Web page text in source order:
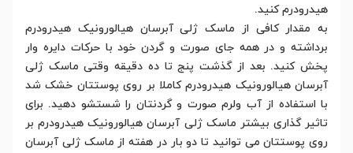
هیدرودرم کنید.
به مقدار کافی از ماسک ژلی آبرسان هیالورونیک هیدرودرم
برداشته و در همه جای صورت و گردن خود با حرکات دایره وار
پخش کنید. بعد از گذشت پنج تا ده دقیقه وقتی ماسک ژلی
آبرسان هیالورونیک هیدرودرم کاملا بر روی پوستتان خشک شد
با استفاده از آب ولرم صورت و گردنتان را شستشو دهید. برای
تاثیر گذاری بیشتر ماسک ژلی آبرسان هیالورونیک هیدرودرم بر
روی پوستتان می توانید تا دو بار در هفته از ماسک ژلی آبرسان